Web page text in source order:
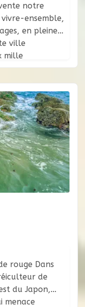
notre
ensemble,
en pleine
ville
mille
se
plantent des
rouge Dans
de
du Japon,
menace